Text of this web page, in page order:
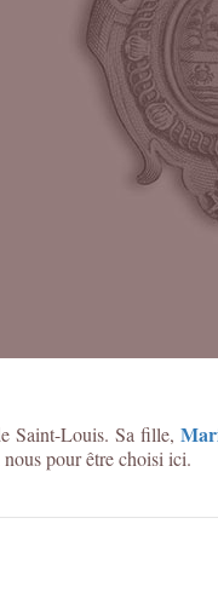
Saint-Louis. Sa fille,
pour être choisi ici.